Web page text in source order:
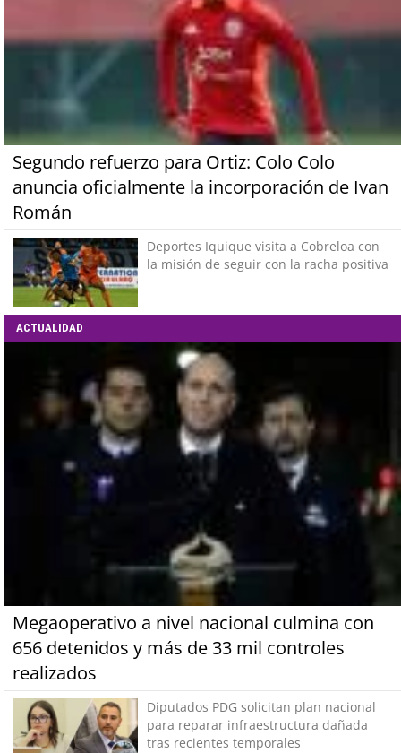
Segundo refuerzo para Ortiz: Colo Colo
anuncia oficialmente la incorporación de Ivan
Román
Deportes Iquique visita a Cobreloa con
la misión de seguir con la racha positiva
ACTUALIDAD
Megaoperativo a nivel nacional culmina con
656 detenidos y más de 33 mil controles
realizados
Diputados PDG solicitan plan nacional
para reparar infraestructura dañada
tras recientes temporales